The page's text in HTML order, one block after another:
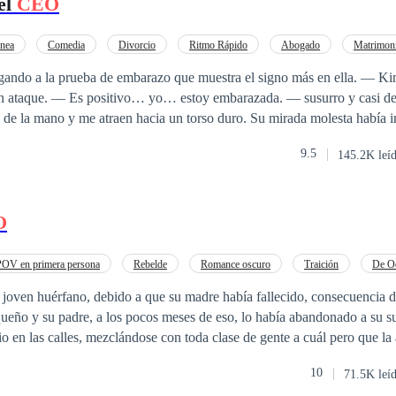
Comedia Divorcio Ritmo Rápido Abogado
prueba de embarazo que muestra el signo más en ella. — Kim, dime de una
y casi de inmediato,
atraen hacia un torso duro. Su mirada molesta había impedido que
—
— Tú tomaste mi reserva de esperma. Tú… eres la madre de mi
ser una broma. Yo… no puedo estar embarazada de mi jefe
9.5 145.2K
en primera persona Rebelde Romance oscuro Traición
De
y su padre, a los pocos meses de eso, lo había abandonado a su
en las calles, mezclándose con toda clase de gente a cuál pero que
mafia, la más poderosa, que le venía haciendo un seguimiento, lo
10 71.5K